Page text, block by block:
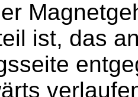
ist, das